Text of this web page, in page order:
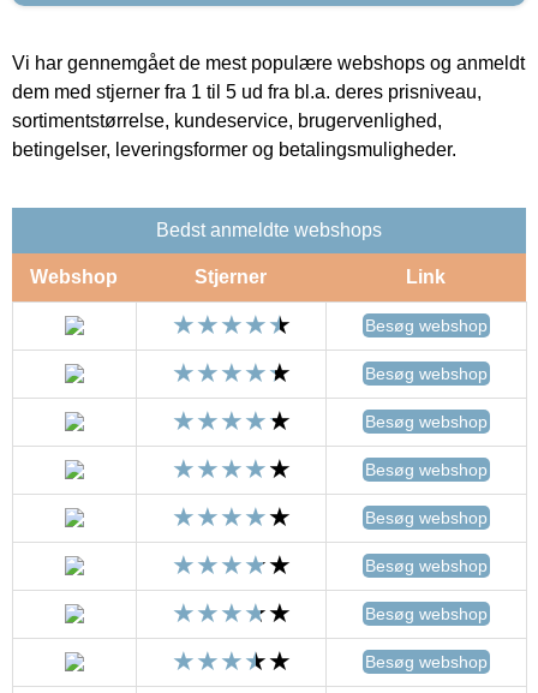
Vi har gennemgået de mest populære webshops og anmeldt
dem med stjerner fra 1 til 5 ud fra bl.a. deres prisniveau,
sortimentstørrelse, kundeservice, brugervenlighed,
betingelser, leveringsformer og betalingsmuligheder.
Bedst anmeldte webshops
Webshop Stjerner Link
Besøg webshop
Besøg webshop
Besøg webshop
Besøg webshop
Besøg webshop
Besøg webshop
Besøg webshop
Besøg webshop